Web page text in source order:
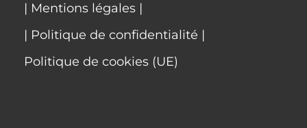
| Mentions légales |
| Politique de confidentialité |
Politique de cookies (UE)